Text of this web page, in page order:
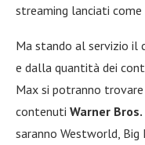
streaming lanciati come
Ma stando al servizio
e dalla quantità dei
Max si potranno
contenuti Warner Bros.
saranno Westworld,